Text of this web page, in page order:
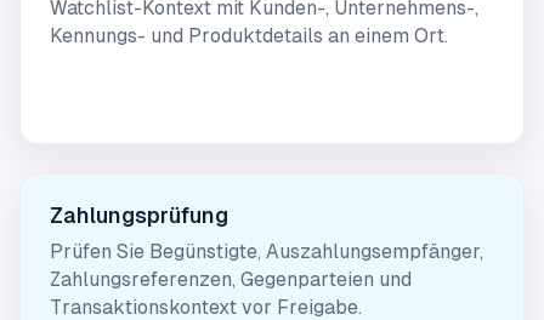
Watchlist-Kontext mit Kunden-, Unternehmens-,
Kennungs- und Produktdetails an einem Ort.
Zahlungsprüfung
Prüfen Sie Begünstigte, Auszahlungsempfänger,
Zahlungsreferenzen, Gegenparteien und
Transaktionskontext vor Freigabe.